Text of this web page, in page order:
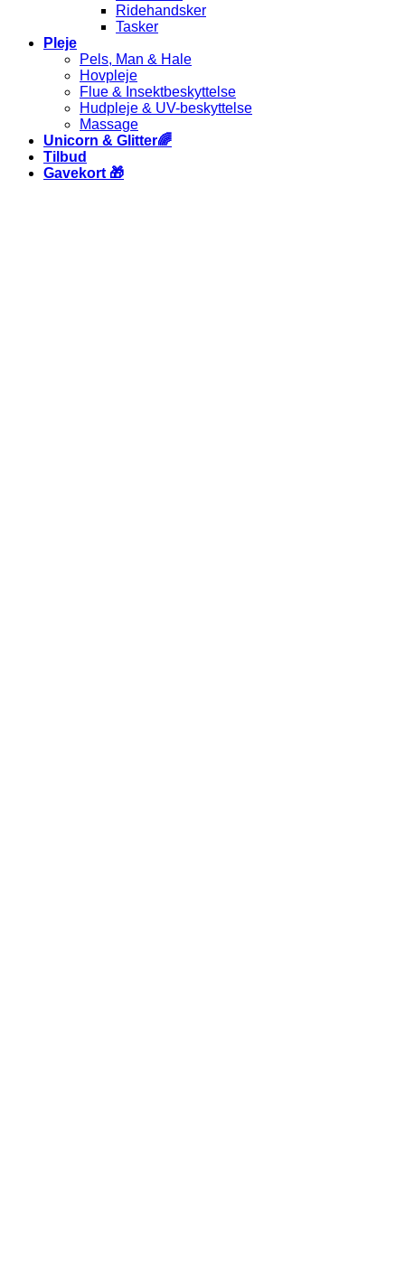
Ridehandsker
Tasker
Pleje
Pels, Man & Hale
Hovpleje
Flue & Insektbeskyttelse
Hudpleje & UV-beskyttelse
Massage
Unicorn & Glitter🌈
Tilbud
Gavekort 🎁